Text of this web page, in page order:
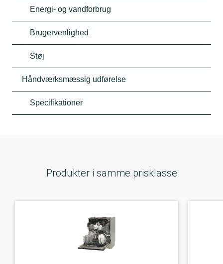
Energi- og vandforbrug
Brugervenlighed
Støj
Håndværksmæssig udførelse
Specifikationer
Produkter i samme prisklasse